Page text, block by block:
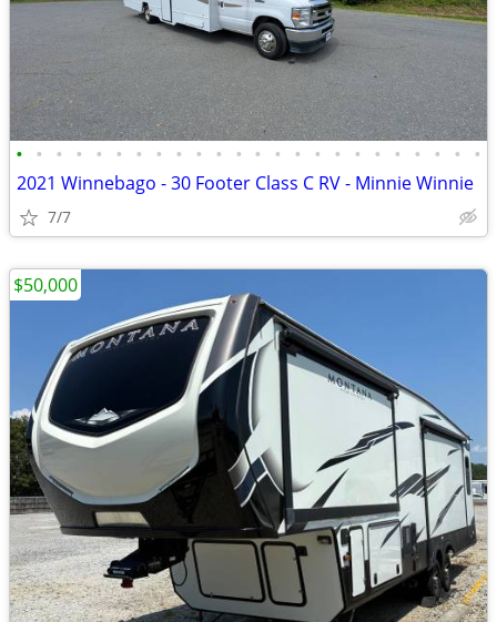
• • • • • • • • • • • • • • • • • • • • • • • •
2021 Winnebago - 30 Footer Class C RV - Minnie Winnie
7/7
$50,000